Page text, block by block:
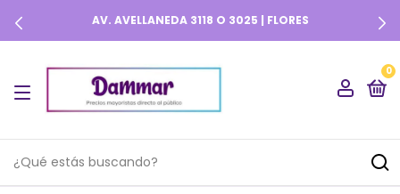
AV. AVELLANEDA 3118 O 3025 | FLORES
0